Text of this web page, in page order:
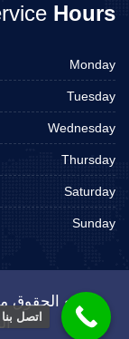
Hours
Monday
Tuesday
Wednesday
Thursday
Saturday
Sunday
جميع
اتصل بنا